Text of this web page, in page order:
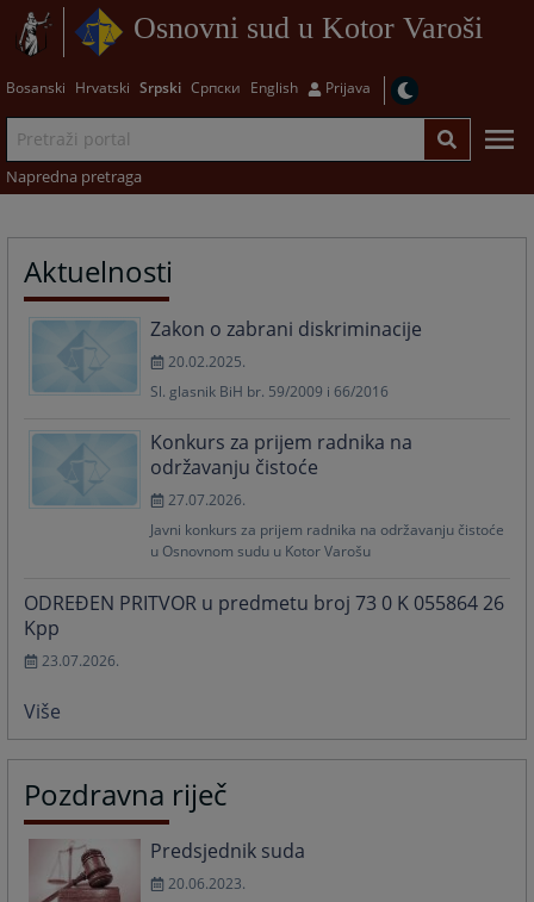
Osnovni sud u Kotor Varoši
Bosanski Hrvatski Srpski Српски English Prijava
Napredna pretraga
Aktuelnosti
Zakon o zabrani diskriminacije
20.02.2025.
Sl. glasnik BiH br. 59/2009 i 66/2016
Konkurs za prijem radnika na
održavanju čistoće
27.07.2026.
Javni konkurs za prijem radnika na održavanju čistoće
u Osnovnom sudu u Kotor Varošu
ODREĐEN PRITVOR u predmetu broj 73 0 K 055864 26
Kpp
23.07.2026.
Više
Pozdravna riječ
Predsjednik suda
20.06.2023.